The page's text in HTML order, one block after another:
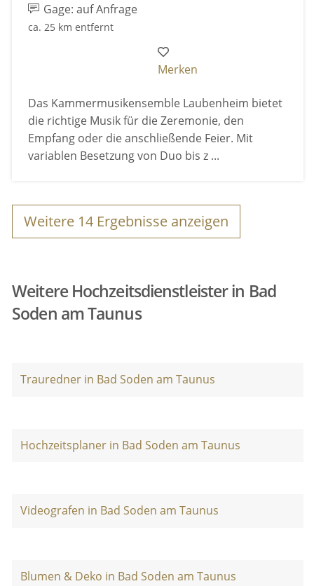
Gage: auf Anfrage
ca. 25 km entfernt
Merken
Das Kammermusikensemble Laubenheim bietet
die richtige Musik für die Zeremonie, den
Empfang oder die anschließende Feier. Mit
variablen Besetzung von Duo bis z ...
Weitere 14 Ergebnisse anzeigen
Weitere Hochzeitsdienstleister in Bad
Soden am Taunus
Trauredner in Bad Soden am Taunus
Hochzeitsplaner in Bad Soden am Taunus
Videografen in Bad Soden am Taunus
Blumen & Deko in Bad Soden am Taunus